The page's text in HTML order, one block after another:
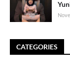
CATEGORIES